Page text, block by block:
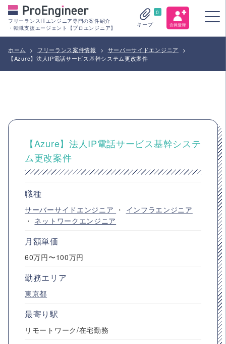
フリーランスITエンジニア専門の案件紹介
・転職支援エージェント【プロエンジニア】
0
キープ
ホーム > フリーランス案件情報 > サーバーサイドエンジニア
>
【Azure】法人IP電話サービス基幹システム更改案件
【Azure】法人IP電話サービス基幹システ
ム更改案件
職種
サーバーサイドエンジニア ・ インフラエンジニア
・ ネットワークエンジニア
月額単価
60万円〜100万円
勤務エリア
東京都
最寄り駅
リモートワーク/在宅勤務